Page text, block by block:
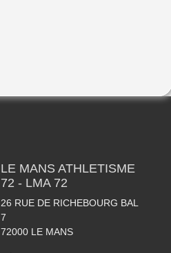
LE MANS ATHLETISME
72 - LMA 72
26 RUE DE RICHEBOURG BAL
7
72000 LE MANS